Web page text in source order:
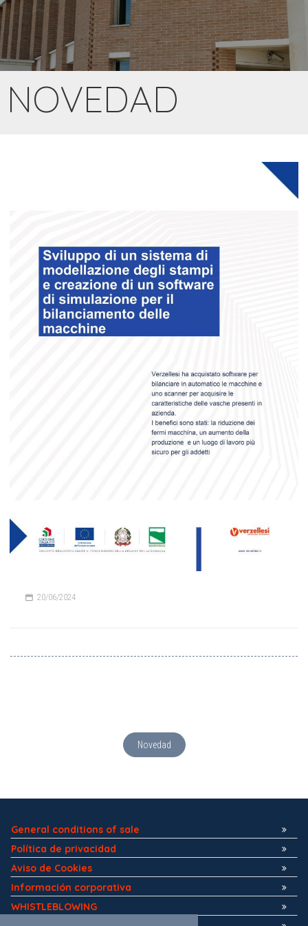
NOVEDAD
20/06/2024
Novedad
General conditions of sale
Política de privacidad
Aviso de Cookies
Información corporativa
WHISTLEBLOWING